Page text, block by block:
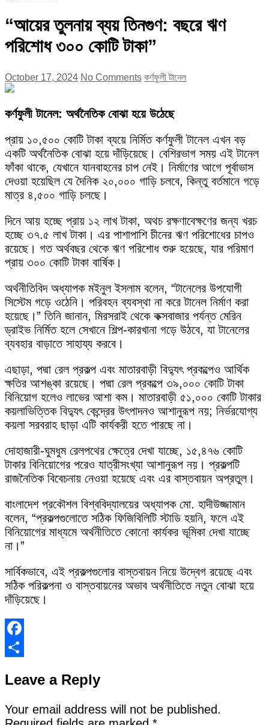
“আয়ের তুলনায় ব্যয় তিনগুণ: বছরে ঋণ
পরিশোধ ৩০০ কোটি টাকা”
October 17, 2024 No Comments কর্ণফুলী টানেল
কর্ণফুলী টানেল: অর্থনৈতিক বোঝা হয়ে উঠেছে
প্রায় ১০,৫০০ কোটি টাকা ব্যয়ে নির্মিত কর্ণফুলী টানেল এখন বড়
একটি অর্থনৈতিক বোঝা হয়ে দাঁড়িয়েছে। বেশিরভাগ সময় এই টানেল
ফাঁকা থাকে, যেখানে যানবাহনের চাপ নেই। নির্মাণের আগে পূর্বাভাস
দেওয়া হয়েছিল যে দৈনিক ২০,০০০ গাড়ি চলবে, কিন্তু বর্তমানে গড়ে
মাত্র ৪,৫০০ গাড়ি চলছে।
দিনে আয় হচ্ছে প্রায় ১২ লাখ টাকা, অথচ রক্ষণাবেক্ষণের জন্য খরচ
হচ্ছে ৩৭.৫ লাখ টাকা। এর পাশাপাশি চীনের ঋণ পরিশোধের চাপও
রয়েছে। গত অর্থবছর থেকে ঋণ পরিশোধ শুরু হয়েছে, যার পরিমাণ
প্রায় ৩০০ কোটি টাকা বার্ষিক।
অর্থনীতিবিদ অধ্যাপক মইনুল ইসলাম বলেন, “টানেলের উপযোগী
সিস্টেম গড়ে ওঠেনি। পরিবহন ব্যবস্থা না করে টানেল নির্মাণ করা
হয়েছে।” তিনি জানান, মিরসরাই থেকে কক্সবাজার পর্যন্ত মেরিন
ড্রাইভ নির্মিত হলে সেখানে শিল্প-কারখানা গড়ে উঠবে, যা টানেলের
ব্যবহার বাড়াতে সাহায্য করবে।
এছাড়া, পদ্মা রেল প্রকল্প এবং মাতারবাড়ী বিদ্যুৎ প্রকল্পেও আর্থিক
ক্ষতির আশঙ্কা রয়েছে। পদ্মা রেল প্রকল্পে ৩৯,০০০ কোটি টাকা
বিনিয়োগ হলেও লাভের আশা কম। মাতারবাড়ী ৫১,০০০ কোটি টাকার
কয়লাভিত্তিক বিদ্যুৎ কেন্দ্রের উৎপাদনও আশানুরূপ নয়; নির্ভরযোগ্য
কয়লা সরবরাহ ছাড়া এটি কার্যকরী হতে পারছে না।
দোহাজারী-ঘুমধুম রেলপথের ক্ষেত্রে দেখা যাচ্ছে, ১৫,৪৭৬ কোটি
টাকার বিনিয়োগের পরেও যাত্রীসংখ্যা আশানুরূপ নয়। প্রকল্পটি
রাজনৈতিক বিবেচনায় নেওয়া হয়েছে এবং এর বাস্তবায়ন অপ্রতুল।
বাংলাদেশ প্রকৌশল বিশ্ববিদ্যালয়ের অধ্যাপক মো. হাদীউজ্জামান
বলেন, “প্রকল্পগুলোতে সঠিক ফিজিবিলিটি স্টাডি হয়নি, ফলে এই
বিনিয়োগের মাধ্যমে অর্থনীতিতে কোনো কার্যকর ভূমিকা দেখা যাচ্ছে
না।”
সার্বিকভাবে, এই প্রকল্পগুলোর বাস্তবায়ন নিয়ে উদ্বেগ রয়েছে এবং
সঠিক পরিকল্পনা ও বাস্তবায়নের অভাব অর্থনীতিতে নতুন বোঝা হয়ে
দাঁড়িয়েছে।
Facebook
Leave a Reply
Your email address will not be published.